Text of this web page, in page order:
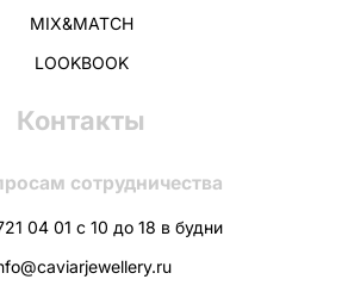
MIX&MATCH
LOOKBOOK
Контакты
сотрудничества
04 01 с 10 до 18 в будни